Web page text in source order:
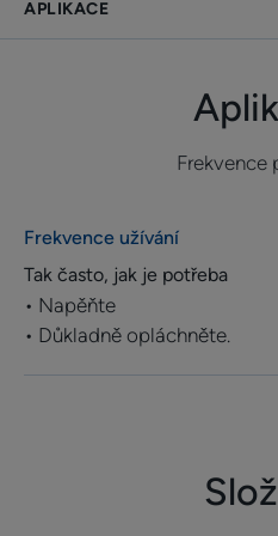
• OMEZUJE opětovný
pravidelnému používání
TEXTURA
*Hydratace horních vrstev epidermis
APLIKACE
Frekvence
Frekvence užívání
Tak často, jak je potřeba
• Napěňte
• Důkladně opláchněte.